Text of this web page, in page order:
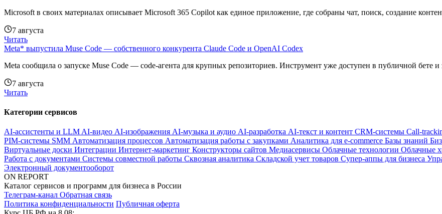
Microsoft в своих материалах описывает Microsoft 365 Copilot как единое приложение, где собраны чат, поиск, создание
7 августа
Читать
Meta* выпустила Muse Code — собственного конкурента Claude Code и OpenAI Codex
Meta сообщила о запуске Muse Code — code-агента для крупных репозиториев. Инструмент уже доступен в публичной бете и
7 августа
Читать
Категории сервисов
AI-ассистенты и LLM AI-видео AI-изображения AI-музыка и аудио AI-разработка AI-текст и контент CRM-системы Call-
PIM-системы SMM Автоматизация процессов Автоматизация работы с закупками Аналитика для e-commerce Базы знаний
Виртуальные доски Интеграции Интернет-маркетинг Конструкторы сайтов Медиасервисы Облачные технологии Облачные
Работа с документами Системы совместной работы Сквозная аналитика Складской учет товаров Супер-аппы для бизнеса
Электронный документооборот
ON REPORT
Каталог сервисов и программ для бизнеса в России
Телеграм-канал Обратная связь
Политика конфиденциальности Публичная оферта